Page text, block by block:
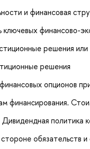
и финансовая
ключевых финансово-
решения
решения
опционов
финансирования.
политика
обязательств